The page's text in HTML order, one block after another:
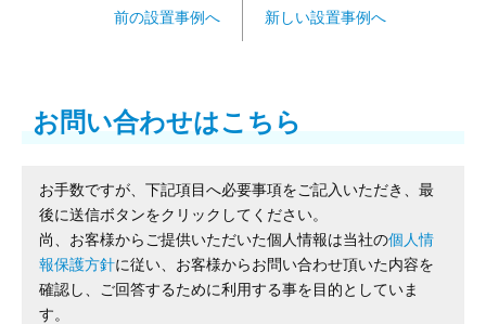
前の設置事例へ 新しい設置事例へ
お問い合わせはこちら
お手数ですが、下記項目へ必要事項をご記入いただき、最
後に送信ボタンをクリックしてください。
尚、お客様からご提供いただいた個人情報は当社の個人情
報保護方針に従い、お客様からお問い合わせ頂いた内容を
確認し、ご回答するために利用する事を目的としていま
す。